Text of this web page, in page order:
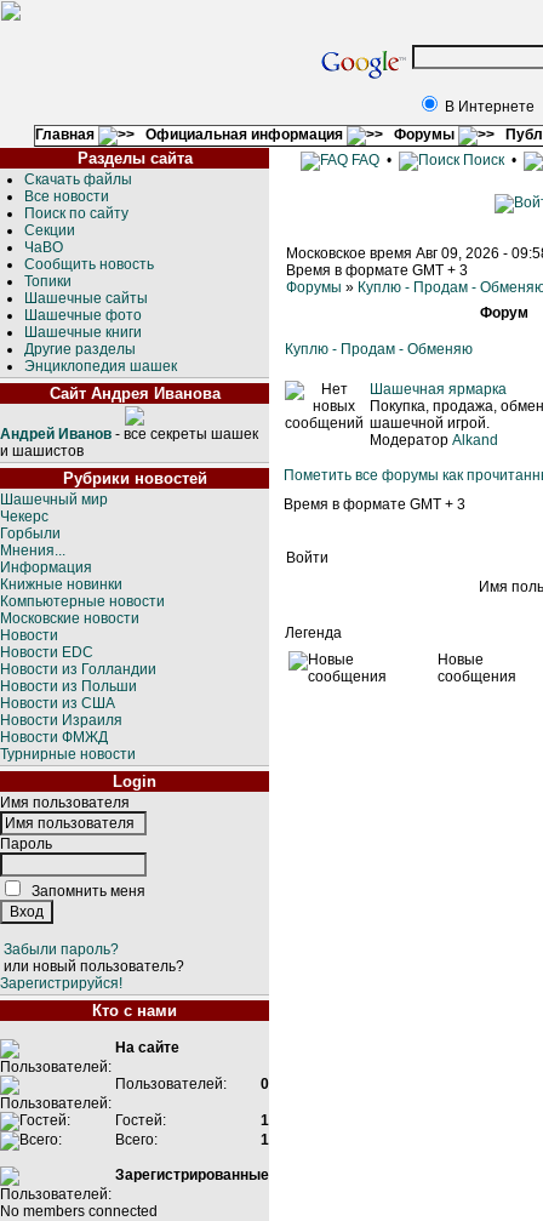
В Интернете
Главная
Официальная информация Форумы
Разделы сайта
Скачать файлы
Все новости
Поиск по сайту
Секции
ЧаВО
Сообщить новость
Топики
Шашечные сайты
Шашечные фото
Шашечные книги
Другие разделы
Энциклопедия шашек
Сайт Андрея Иванова
Андрей Иванов - все секреты шашек
и шашистов
Рубрики новостей
Шашечный мир
Чекерс
Горбыли
Мнения...
Информация
Книжные новинки
Компьютерные новости
Московские новости
Новости
Новости EDC
Новости из Голландии
Новости из Польши
Новости из США
Новости Израиля
Новости ФМЖД
Турнирные новости
Login
Имя пользователя
Пароль
Запомнить меня
Забыли пароль?
или новый пользователь?
Зарегистрируйся!
Кто с нами
На сайте
Пользователей: 0
Гостей:
1
Всего:
1
Зарегистрированные
No members connected
FAQ• Поиск•
Московское время Авг 09, 2026 -
Время в формате GMT + 3
Форумы » Куплю - Продам -
Форум
Куплю - Продам - Обменяю
Шашечная ярмарка
Покупка, продажа,
шашечной игрой.
Модератор Alkand
Пометить все форумы как
Время в формате GMT + 3
Войти
Имя
Легенда
Новые
сообщения